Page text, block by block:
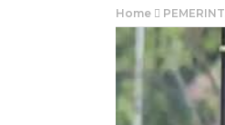
Home